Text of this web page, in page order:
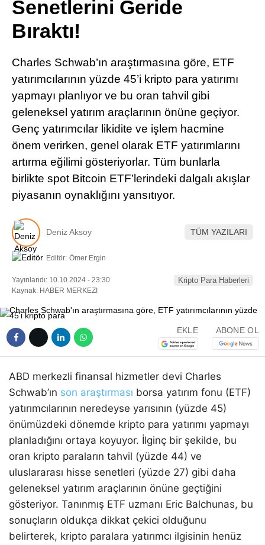
Telegram
Senetlerini Geride
Bıraktı!
Charles Schwab’ın araştırmasına göre, ETF
yatırımcılarının yüzde 45’i kripto para yatırımı
yapmayı planlıyor ve bu oran tahvil gibi
geleneksel yatırım araçlarının önüne geçiyor.
Genç yatırımcılar likidite ve işlem hacmine
önem verirken, genel olarak ETF yatırımlarını
artırma eğilimi gösteriyorlar. Tüm bunlarla
birlikte spot Bitcoin ETF’lerindeki dalgalı akışlar
piyasanın oynaklığını yansıtıyor.
Deniz Aksoy TÜM YAZILARI
Editör: Ömer Ergin
Yayınlandı: 10.10.2024 - 23:30
Kaynak: HABER MERKEZI
Kripto Para Haberleri
EKLE ABONE OL
ABD merkezli finansal hizmetler devi Charles
Schwab’ın son araştırması borsa yatırım fonu (ETF)
yatırımcılarının neredeyse yarısının (yüzde 45)
önümüzdeki dönemde kripto para yatırımı yapmayı
planladığını ortaya koyuyor. İlginç bir şekilde, bu
oran kripto paraların tahvil (yüzde 44) ve
uluslararası hisse senetleri (yüzde 27) gibi daha
geleneksel yatırım araçlarının önüne geçtiğini
gösteriyor. Tanınmış ETF uzmanı Eric Balchunas, bu
sonuçların oldukça dikkat çekici olduğunu
belirterek, kripto paralara yatırımcı ilgisinin henüz